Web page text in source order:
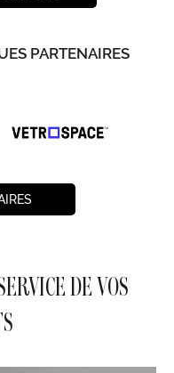
PARTENAIRES
DE VOS